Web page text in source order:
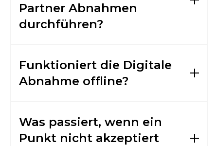
Partner Abnahmen
durchführen?
steuern, wer prüfen oder freigeben darf. Ideal
für OEMs, Lieferanten oder externe Prüfer.
Funktioniert die Digitale
Abnahme offline?
durchgeführt werden. Die Daten
synchronisieren sich automatisch, sobald eine
Verbindung besteht.
Was passiert, wenn ein
Punkt nicht akzeptiert